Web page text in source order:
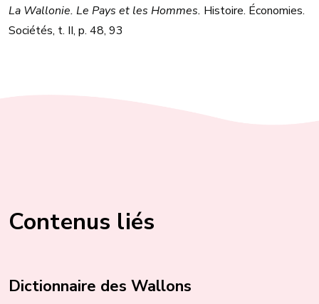
La Wallonie. Le Pays et les Hommes. Histoire. Économies.
Sociétés, t. II, p. 48, 93
Contenus liés
Dictionnaire des Wallons